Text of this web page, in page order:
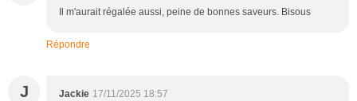
Il m'aurait régalée aussi, peine de bonnes saveurs. Bisous
Répondre
J Jackie 17/11/2025 18:57